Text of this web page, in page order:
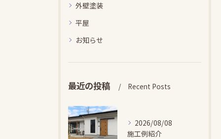
外壁塗装
平屋
お知らせ
最近の投稿 Recent Posts
2026/08/08
施工例紹介